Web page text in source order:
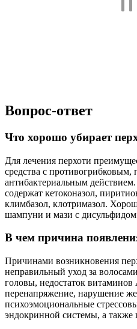
Вопрос-ответ
Что хорошо убирает
Для лечения перхоти
средства с
антибактериальным
содержат кетоконазол,
климбазол, клотримазол.
шампуни и мази с дисульфидом
В чем причина
Причинами возникновения
неправильный уход за
головы, недостаток
перенапряжение, нарушение
психоэмоциональные
эндокринной системы, а также